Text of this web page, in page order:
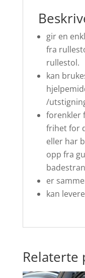
gir en
fra
rullestol.
kan
/
forenkler
frihet for
eller har
opp fra
er
kan